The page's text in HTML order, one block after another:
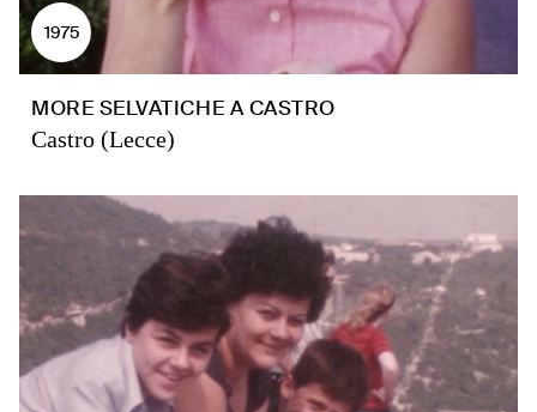
1975
MORE SELVATICHE A CASTRO
Castro (Lecce)